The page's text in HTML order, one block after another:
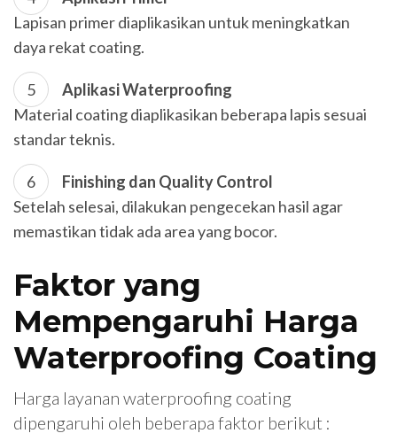
Lapisan primer diaplikasikan untuk meningkatkan
daya rekat coating.
Aplikasi Waterproofing
Material coating diaplikasikan beberapa lapis sesuai
standar teknis.
Finishing dan Quality Control
Setelah selesai, dilakukan pengecekan hasil agar
memastikan tidak ada area yang bocor.
Faktor yang
Mempengaruhi Harga
Waterproofing Coating
Harga layanan waterproofing coating
dipengaruhi oleh beberapa faktor berikut :